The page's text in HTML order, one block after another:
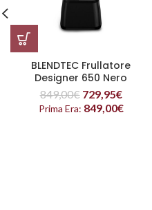
BLENDTEC Frullatore
Designer 650 Nero
849,00€ 729,95€
Prima Era: 849,00€